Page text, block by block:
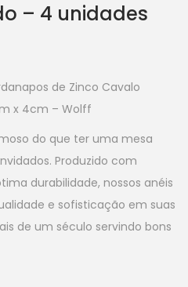
– 4 unidades
de Zinco Cavalo
x 4cm – Wolff
do que ter uma mesa
Produzido com
durabilidade, nossos anéis
e sofisticação em suas
de um século servindo bons